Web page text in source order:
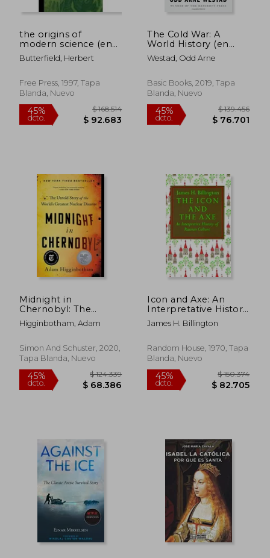
45%
dcto.
$ 207.644 45%
dcto.
the origins of
modern science (en
Inglés)
Butterfield, Herbert
Free Press, 1997, Tapa
Blanda, Nuevo
45%
dcto. $ 92.683
The Cold War: A
World History (en
Inglés)
Westad, Odd Arne
Basic Books, 2019, Tapa
Blanda, Nuevo
45%
dcto.
Midnight in
Chernobyl: The
Untold Story of the
World's Greatest
Inglés)
Higginbotham, Adam
Simon And Schuster, 2020,
Tapa Blanda, Nuevo
Icon and Axe: An
Interpretative History
of Russian Culture (en
Inglés)
James H. Billington
Random House, 1970, Tapa
Blanda, Nuevo